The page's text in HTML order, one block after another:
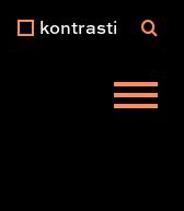
kontrasti